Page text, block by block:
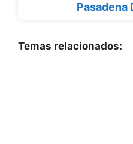
Pasadena
Temas relacionados: